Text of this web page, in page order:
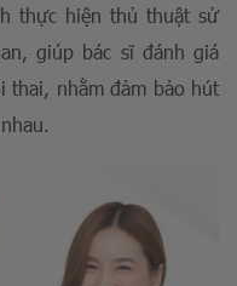
thực hiện thủ thuật sử
giúp bác sĩ đánh giá
thai, nhằm đảm bảo hút